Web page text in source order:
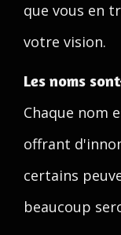
que vous en
votre vision.
Les noms
Chaque nom
offrant
certains
beaucoup